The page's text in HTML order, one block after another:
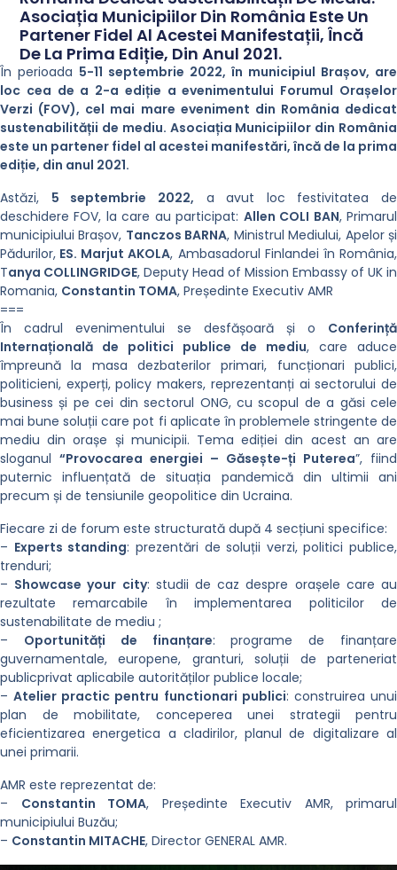
Asociația Municipiilor Din România Este Un
Partener Fidel Al Acestei Manifestații, Încă
De La Prima Ediție, Din Anul 2021.
În perioada 5-11 septembrie 2022, în municipiul Brașov, are
loc cea de a 2-a ediție a evenimentului Forumul Orașelor
Verzi (FOV), cel mai mare eveniment din România dedicat
sustenabilității de mediu. Asociația Municipiilor din România
este un partener fidel al acestei manifestări, încă de la prima
ediție, din anul 2021.
Astăzi, 5 septembrie 2022, a avut loc festivitatea de
deschidere FOV, la care au participat: Allen COLI BAN, Primarul
municipiului Brașov, Tanczos BARNA, Ministrul Mediului, Apelor și
Pădurilor, ES. Marjut AKOLA, Ambasadorul Finlandei în România,
Tanya COLLINGRIDGE, Deputy Head of Mission Embassy of UK in
Romania, Constantin TOMA, Președinte Executiv AMR
===
În cadrul evenimentului se desfășoară și o Conferință
Internațională de politici publice de mediu, care aduce
împreună la masa dezbaterilor primari, funcționari publici,
politicieni, experți, policy makers, reprezentanți ai sectorului de
business și pe cei din sectorul ONG, cu scopul de a găsi cele
mai bune soluții care pot fi aplicate în problemele stringente de
mediu din orașe și municipii. Tema ediției din acest an are
sloganul “Provocarea energiei – Găsește-ți Puterea”, fiind
puternic influențată de situația pandemică din ultimii ani
precum și de tensiunile geopolitice din Ucraina.
Fiecare zi de forum este structurată după 4 secțiuni specifice:
– Experts standing: prezentări de soluții verzi, politici publice,
trenduri;
– Showcase your city: studii de caz despre orașele care au
rezultate remarcabile în implementarea politicilor de
sustenabilitate de mediu ;
– Oportunități de finanțare: programe de finanțare
guvernamentale, europene, granturi, soluții de parteneriat
public­privat aplicabile autorităților publice locale;
–Atelier practic pentru functionari publici: construirea unui
plan de mobilitate, conceperea unei strategii pentru
eficientizarea energetica a cladirilor, planul de digitalizare al
unei primarii.
AMR este reprezentat de:
– Constantin TOMA, Președinte Executiv AMR, primarul
municipiului Buzău;
– Constantin MITACHE, Director GENERAL AMR.